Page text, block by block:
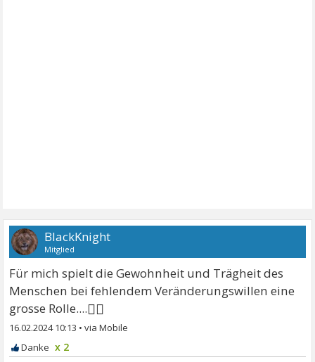
BlackKnight
Mitglied
Für mich spielt die Gewohnheit und Trägheit des
Menschen bei fehlendem Veränderungswillen eine
grosse Rolle....🤷‍♂
16.02.2024 10:13 •
x 2